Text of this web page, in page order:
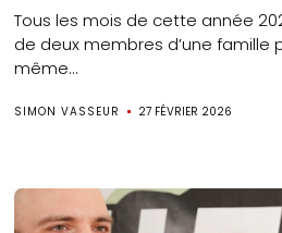
Tous les mois de cette année
de deux membres d’une famille
même...
SIMON VASSEUR 27 FÉVRIER 2026